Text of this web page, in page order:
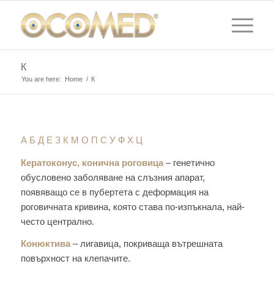
К
You are here: Home / К
А Б Д Е З К М O П С У Ф Х Ц
Кератоконус, конична роговица – генетично
обусловено заболяване на слъзния апарат,
появяващо се в пубертета с деформация на
роговичната кривина, която става по-изпъкнала, най-
често централно.
Конюктива– лигавица, покриваща вътрешната
повърхност на клепачите.